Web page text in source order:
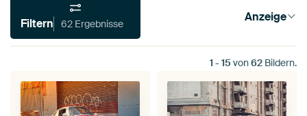
Filtern 62 Ergebnisse Anzeige
1 - 15von62 Bildern.